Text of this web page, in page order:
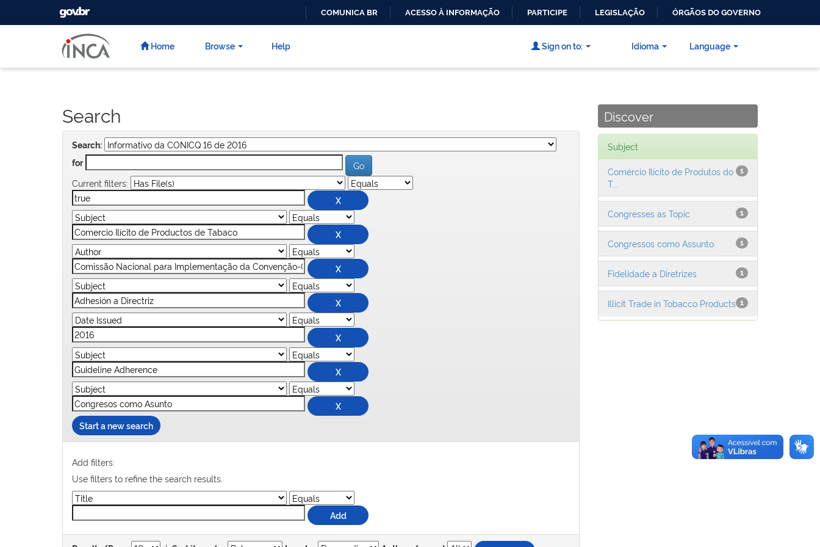
CONTEÚDO
GOVBR
COMUNICA BR ACESSO À INFORMAÇÃO PARTICIPE LEGISLAÇÃO ÓRGÃOS DO GOVERNO
Home Browse Help Language
Sign on to: Idioma
Search
Search:
for
Current filters:
Start a new search
Add filters:
Use filters to refine the search results.
Discover
Subject
1
Comércio Ilícito de Produtos do
T...
1
Congresses as Topic
1
Congressos como Assunto
1
Fidelidade a Diretrizes
1
Illicit Trade in Tobacco Products